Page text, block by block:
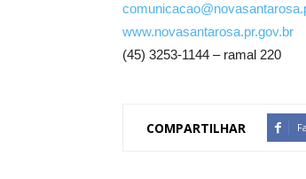
www.novasantarosa.pr.gov.br
(45) 3253-1144 – ramal 220
COMPARTILHAR